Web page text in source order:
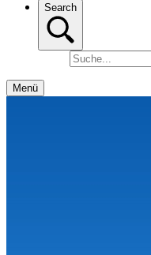
Search
Menü